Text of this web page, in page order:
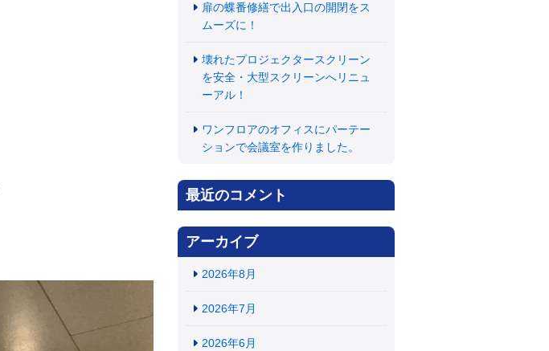
扉の蝶番修繕で出入口の開閉をス
ムーズに！
壊れたプロジェクタースクリーン
を安全・大型スクリーンへリニュ
ーアル！
ワンフロアのオフィスにパーテー
ションで会議室を作りました。
最近のコメント
アーカイブ
2026年8月
2026年7月
2026年6月